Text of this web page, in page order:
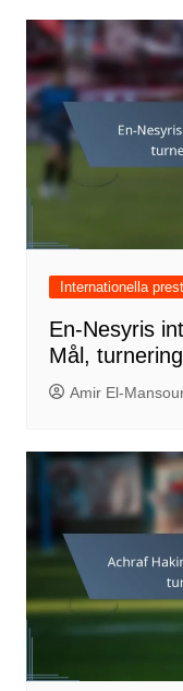
Internationella
En-Nesyris
Mål,
Amir El-